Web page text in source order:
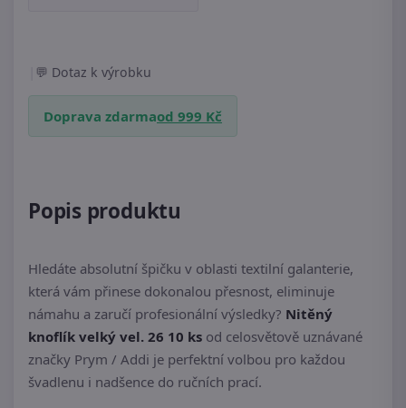
Dotaz k výrobku
Doprava zdarmaod 999 Kč
Popis produktu
Hledáte absolutní špičku v oblasti textilní galanterie,
která vám přinese dokonalou přesnost, eliminuje
námahu a zaručí profesionální výsledky? Nitěný
knoflík velký vel. 26 10 ks od celosvětově uznávané
značky Prym / Addi je perfektní volbou pro každou
švadlenu i nadšence do ručních prací.